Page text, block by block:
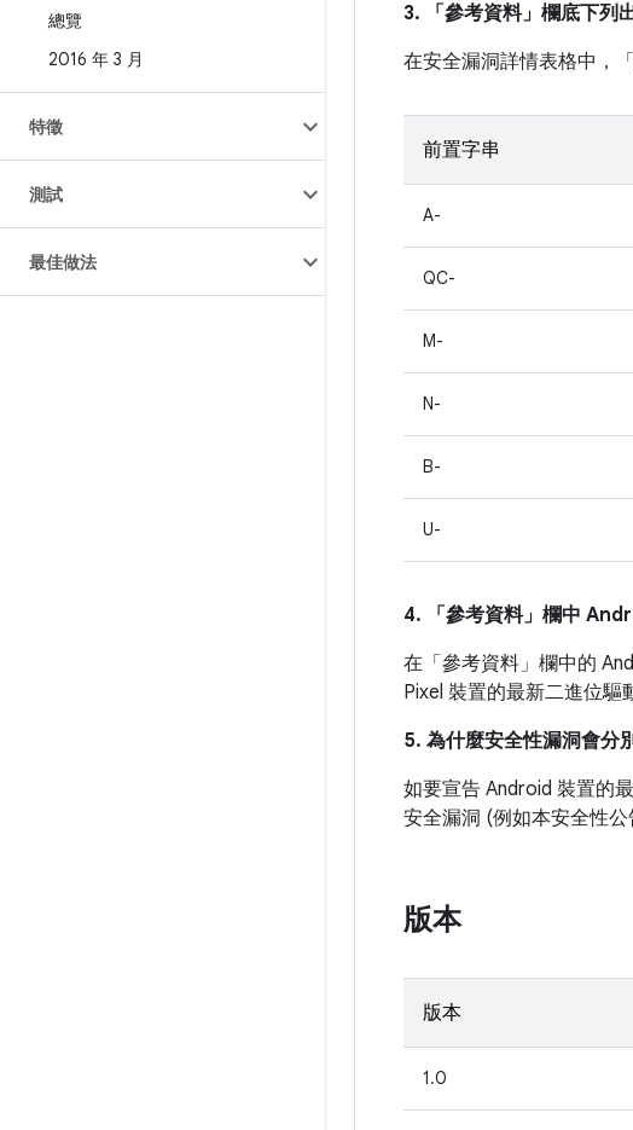
總覽
2016 年 3 月
特徵
測試
最佳做法
3. 「參考資料」 欄底下列
在安全漏洞詳情表格中，
前置字串
A-
QC-
M-
N-
B-
U-
4. 「參考資料」 欄中
在「參考資料」 欄中的
Pixel 裝置的最新二進位驅
5. 為什麼安全性漏洞會分
如要宣告 Android 裝置的
安全漏洞 (例如本安全性
版本
版本
1.0